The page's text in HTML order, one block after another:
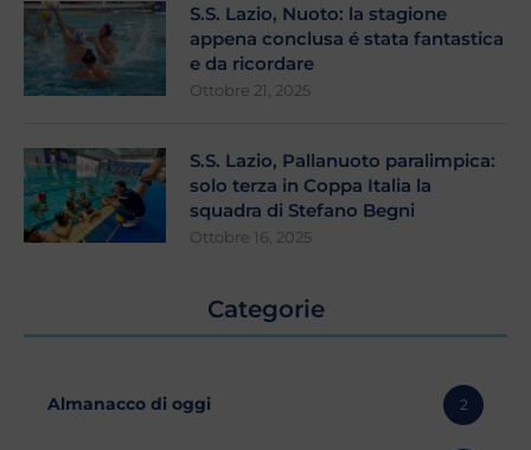
S.S. Lazio, Nuoto: la stagione
appena conclusa é stata fantastica
e da ricordare
Ottobre 21, 2025
S.S. Lazio, Pallanuoto paralimpica:
solo terza in Coppa Italia la
squadra di Stefano Begni
Ottobre 16, 2025
Categorie
Almanacco di oggi 2